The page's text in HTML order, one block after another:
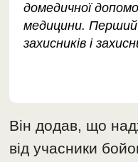
домедичної
медицини. Перший
захисників і
Він додав, що
від учасники